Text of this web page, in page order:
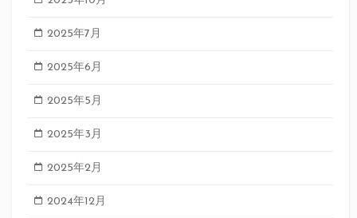
2025年7月
2025年6月
2025年5月
2025年3月
2025年2月
2024年12月